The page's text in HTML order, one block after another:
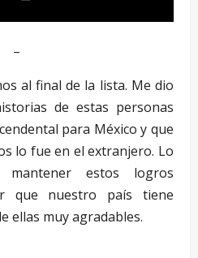
–
al final de la lista. Me dio
de estas personas
para México y que
lo fue en el extranjero. Lo
estos logros
que nuestro país tiene
ellas muy agradables.